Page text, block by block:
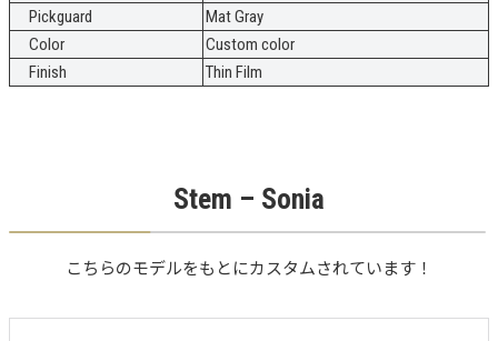
Pickguard
Mat Gray
Color
Custom color
Finish
Thin Film
Stem – Sonia
こちらのモデルをもとにカスタムされています！